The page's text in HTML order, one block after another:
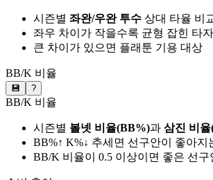
시즌별 좌완/우완 투수 상대 타율 비
좌우 차이가 작을수록 균형 잡힌 타자
큰 차이가 있으면 플래툰 기용 대상
BB/K 비율
💾 ?
BB/K 비율
시즌별 볼넷 비율(BB%)과 삼진 비
BB%↑ K%↓ 추세면 선구안이 좋아지
BB/K 비율이 0.5 이상이면 좋은 선구